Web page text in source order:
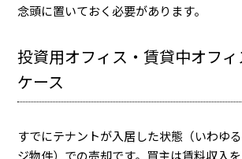
念頭に置いておく必要があります。
投資用オフィス・賃貸中オフ
ケース
すでにテナントが入居した状態（いわゆ
ジ物件）での売却です。買主は賃料収入